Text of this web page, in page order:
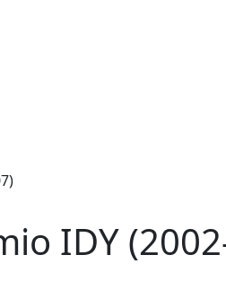
IDY